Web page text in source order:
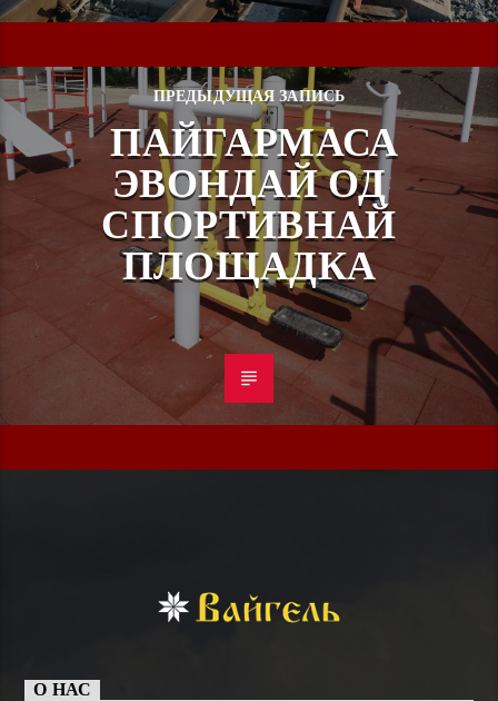
ПРЕДЫДУЩАЯ ЗАПИСЬ
ПАЙГАРМАСА
ЭВОНДАЙ ОД
СПОРТИВНАЙ
ПЛОЩАДКА
О НАС